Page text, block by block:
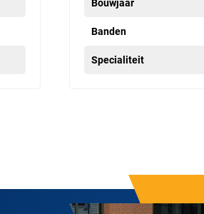
Bouwjaar
Banden
Specialiteit